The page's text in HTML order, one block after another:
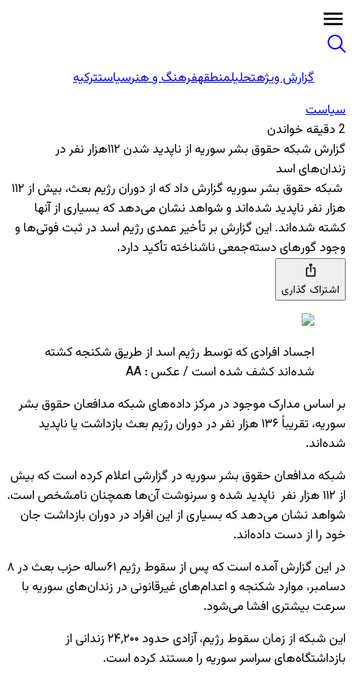
گزارش ویژهتحلیلمنطقهفرهنگ و هنرسیاستترکیه
سیاست
2 دقیقه خواندن
گزارش شبکه حقوق بشر سوریه از ناپدید شدن ۱۱۲هزار نفر در
زندان‌های اسد
شبکه حقوق بشر سوریه گزارش داد که از دوران رژیم بعث، بیش از ۱۱۲
هزار نفر ناپدید شده‌اند و شواهد نشان می‌دهد که بسیاری از آنها
کشته شده‌اند. این گزارش بر تأخیر عمدی رژیم اسد در ثبت فوتی‌ها و
وجود گورهای دسته‌جمعی ناشناخته تأکید دارد.
اشتراک گذاری
اجساد افرادی که توسط رژیم اسد از طریق شکنجه کشته
شده‌اند کشف شده است / عکس : AA
بر اساس مدارک موجود در مرکز داده‌های شبکه مدافعان حقوق بشر
سوریه، تقریباً ۱۳۶ هزار نفر در دوران رژیم بعث بازداشت یا ناپدید
شده‌اند.
‌شبکه مدافعان حقوق بشر سوریه در گزارشی اعلام کرده است که بیش
از ۱۱۲ هزار نفر ناپدید شده‌ و سرنوشت آن‌ها همچنان نامشخص است.
شواهد نشان می‌دهد که بسیاری از این افراد در دوران بازداشت جان
خود را از دست داده‌اند.
در این گزارش آمده است که پس از سقوط رژیم ۶۱ساله حزب بعث در ۸
دسامبر، موارد شکنجه و اعدام‌های غیرقانونی در زندان‌های سوریه با
سرعت بیشتری افشا می‌شود.
این شبکه از زمان سقوط رژیم، آزادی حدود ۲۴,۲۰۰ زندانی از
بازداشتگاه‌های سراسر سوریه را مستند کرده است.